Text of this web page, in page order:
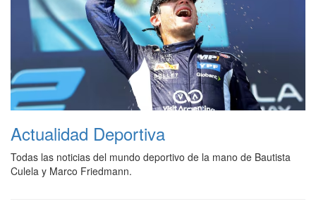
Actualidad Deportiva
Todas las noticias del mundo deportivo de la mano de Bautista
Culela y Marco Friedmann.